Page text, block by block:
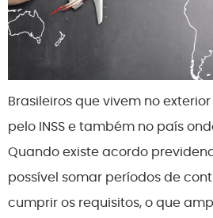
Brasileiros que vivem no
pelo INSS e também no país
Quando existe acordo
possível somar períodos de
cumprir os requisitos, o que